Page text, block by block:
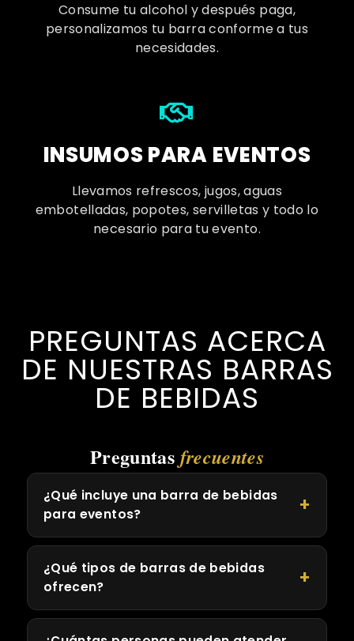
Consume tu alcohol y después paga,
personalizamos tu barra conforme a tus
necesidades.
INSUMOS PARA EVENTOS
Llevamos refrescos, jugos, aguas
embotelladas, popotes, servilletas y todo lo
necesario para tu evento.
PREGUNTAS ACERCA
DE NUESTRAS BARRAS
DE BEBIDAS
Preguntas frecuentes
¿Qué incluye una barra de bebidas
para eventos?
¿Qué tipos de barras de bebidas
ofrecen?